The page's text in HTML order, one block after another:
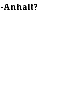
Anhalt?